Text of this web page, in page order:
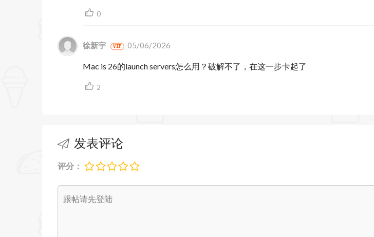
0
徐新宇 VIP 05/06/2026
Mac is 26的launch servers怎么用？破解不了，在这一步卡起了
2
发表评论
评分：